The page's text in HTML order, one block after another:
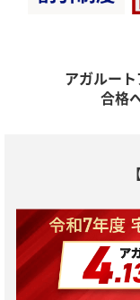
アガルー
合格